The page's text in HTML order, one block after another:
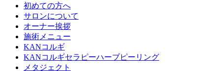
初めての方へ
サロンについて
オーナー挨拶
施術メニュー
KANコルギ
KANコルギセラピーハーブピーリング
メタジェクト